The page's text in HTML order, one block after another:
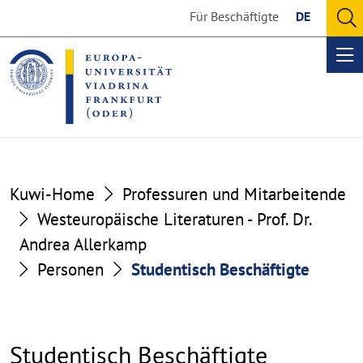
the
content
section
the
footer
section
Für Beschäftigte DE
Kuwi-Home
Professuren und Mitarbeitende
Westeuropäische Literaturen - Prof. Dr.
Andrea Allerkamp
Personen
Studentisch Beschäftigte
Studentisch Beschäftigte